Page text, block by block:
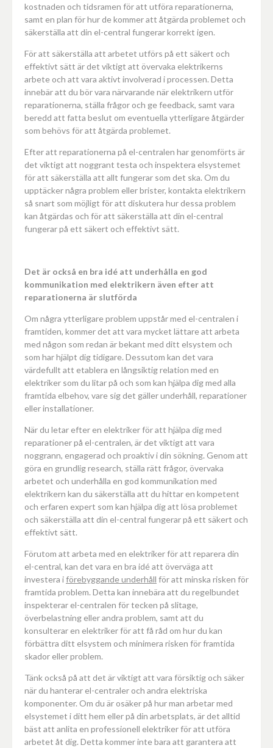
kostnaden och tidsramen för att utföra reparationerna,
samt en plan för hur de kommer att åtgärda problemet och
säkerställa att din el-central fungerar korrekt igen.
För att säkerställa att arbetet utförs på ett säkert och
effektivt sätt är det viktigt att övervaka elektrikerns
arbete och att vara aktivt involverad i processen. Detta
innebär att du bör vara närvarande när elektrikern utför
reparationerna, ställa frågor och ge feedback, samt vara
beredd att fatta beslut om eventuella ytterligare åtgärder
som behövs för att åtgärda problemet.
Efter att reparationerna på el-centralen har genomförts är
det viktigt att noggrant testa och inspektera elsystemet
för att säkerställa att allt fungerar som det ska. Om du
upptäcker några problem eller brister, kontakta elektrikern
så snart som möjligt för att diskutera hur dessa problem
kan åtgärdas och för att säkerställa att din el-central
fungerar på ett säkert och effektivt sätt.
Det är också en bra idé att underhålla en god
kommunikation med elektrikern även efter att
reparationerna är slutförda
Om några ytterligare problem uppstår med el-centralen i
framtiden, kommer det att vara mycket lättare att arbeta
med någon som redan är bekant med ditt elsystem och
som har hjälpt dig tidigare. Dessutom kan det vara
värdefullt att etablera en långsiktig relation med en
elektriker som du litar på och som kan hjälpa dig med alla
framtida elbehov, vare sig det gäller underhåll, reparationer
eller installationer.
När du letar efter en elektriker för att hjälpa dig med
reparationer på el-centralen, är det viktigt att vara
noggrann, engagerad och proaktiv i din sökning. Genom att
göra en grundlig research, ställa rätt frågor, övervaka
arbetet och underhålla en god kommunikation med
elektrikern kan du säkerställa att du hittar en kompetent
och erfaren expert som kan hjälpa dig att lösa problemet
och säkerställa att din el-central fungerar på ett säkert och
effektivt sätt.
Förutom att arbeta med en elektriker för att reparera din
el-central, kan det vara en bra idé att överväga att
investera iförebyggande underhåll för att minska risken för
framtida problem. Detta kan innebära att du regelbundet
inspekterar el-centralen för tecken på slitage,
överbelastning eller andra problem, samt att du
konsulterar en elektriker för att få råd om hur du kan
förbättra ditt elsystem och minimera risken för framtida
skador eller problem.
Tänk också på att det är viktigt att vara försiktig och säker
när du hanterar el-centraler och andra elektriska
komponenter. Om du är osäker på hur man arbetar med
elsystemet i ditt hem eller på din arbetsplats, är det alltid
bäst att anlita en professionell elektriker för att utföra
arbetet åt dig. Detta kommer inte bara att garantera att